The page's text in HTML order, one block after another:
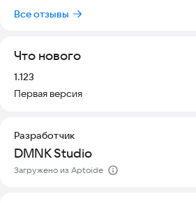
полностью совместима с
идеальным выбором для игры в дороге
плохим сигналом.
Игра подходит для всех возрастов и
без лишних сложностей.
Попробуйте новое поколение
Все отзывы
Что нового
Версия:
1.123
Первая версия
Разработчик
DMNK Studio
Загружено из Aptoide